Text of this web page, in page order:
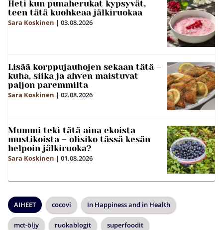
Heti kun punaherukat kypsyvät,
teen tätä kuohkeaa jälkiruokaa
Sara Koskinen | 03.08.2026
Lisää korppujauhojen sekaan tätä –
kuha, siika ja ahven maistuvat
paljon paremmilta
Sara Koskinen | 02.08.2026
Mummi teki tätä aina ekoista
mustikoista – olisiko tässä kesän
helpoin jälkiruoka?
Sara Koskinen | 01.08.2026
AIHEET cocovi In Happiness and in Health
mct-öljy ruokablogit superfoodit